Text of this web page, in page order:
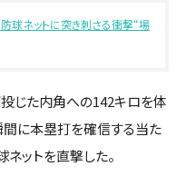
防球ネットに突き刺さる衝撃“場
じた内角への142キロを体
間に本塁打を確信する当た
ットを直撃した。